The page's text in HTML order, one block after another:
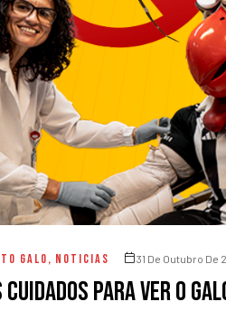
GALO, NOTICIAS 31 De Outubro De
cuidados para ver o